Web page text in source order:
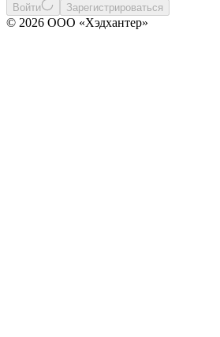
Войти Зарегистрироваться
© 2026 ООО «Хэдхантер»